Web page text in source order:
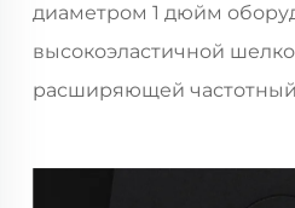
диаметром 1 дюйм
высокоэластичной
расширяющей частотный